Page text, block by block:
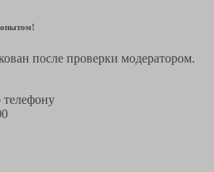
опытом!
после проверки модератором.
телефону